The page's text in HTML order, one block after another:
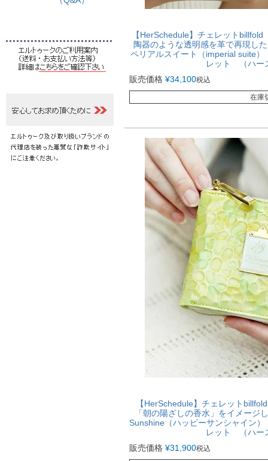
【HerSchedule】チェレット
陶器のような透明感を革で再現し
ペリアルスイート（imperial suite
レット （ハー
販売価格 ¥34,100税込
在庫
【HerSchedule】チェレット
「朝の陽ざしの香水」をイメー
Sunshine（ハッピーサンシャイン
レット （ハー
販売価格 ¥31,900税込